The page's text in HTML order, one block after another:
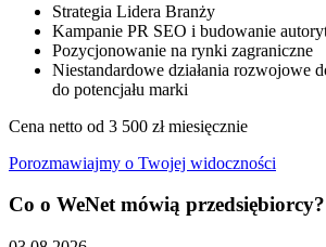
Strategia Lidera Branży
Kampanie PR SEO i budowanie
Pozycjonowanie na rynki zagraniczne
Niestandardowe działania rozwojowe
do potencjału marki
Cena netto od 3 500 zł miesięcznie
Porozmawiajmy o Twojej widoczności
Co o WeNet mówią przedsiębiorcy?